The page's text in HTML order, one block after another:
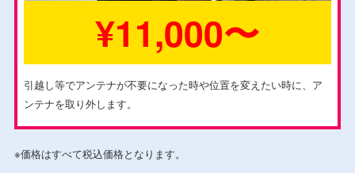
¥11,000〜
引越し等でアンテナが不要になった時や位置を変えたい時に、ア
ンテナを取り外します。
※価格はすべて税込価格となります。